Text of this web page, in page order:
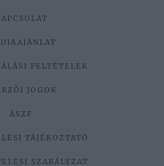
FELTÉTELEK
JOGOK
ÁSZF
TÁJÉKOZTATÓ
SZABÁLYZAT